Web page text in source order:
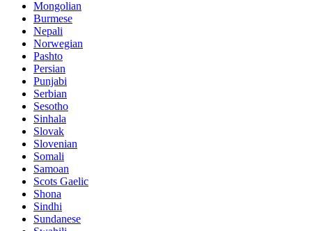
Mongolian
Burmese
Nepali
Norwegian
Pashto
Persian
Punjabi
Serbian
Sesotho
Sinhala
Slovak
Slovenian
Somali
Samoan
Scots Gaelic
Shona
Sindhi
Sundanese